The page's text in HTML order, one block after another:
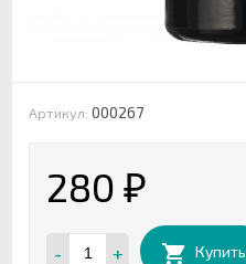
Артикул: 000267
280 ₽
- + Купить